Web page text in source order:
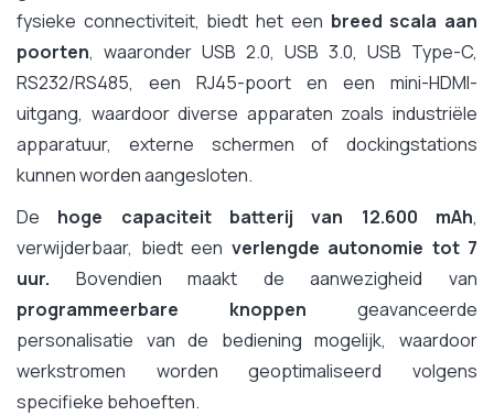
fysieke connectiviteit, biedt het een breed scala aan
poorten, waaronder USB 2.0, USB 3.0, USB Type-C,
RS232/RS485, een RJ45-poort en een mini-HDMI-
uitgang, waardoor diverse apparaten zoals industriële
apparatuur, externe schermen of dockingstations
kunnen worden aangesloten.
De hoge capaciteit batterij van 12.600 mAh,
verwijderbaar, biedt een verlengde autonomie tot 7
uur. Bovendien maakt de aanwezigheid van
programmeerbare knoppen geavanceerde
personalisatie van de bediening mogelijk, waardoor
werkstromen worden geoptimaliseerd volgens
specifieke behoeften.